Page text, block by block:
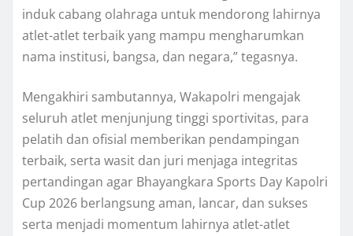
induk cabang olahraga untuk mendorong lahirnya
atlet-atlet terbaik yang mampu mengharumkan
nama institusi, bangsa, dan negara,” tegasnya.
Mengakhiri sambutannya, Wakapolri mengajak
seluruh atlet menjunjung tinggi sportivitas, para
pelatih dan ofisial memberikan pendampingan
terbaik, serta wasit dan juri menjaga integritas
pertandingan agar Bhayangkara Sports Day Kapolri
Cup 2026 berlangsung aman, lancar, dan sukses
serta menjadi momentum lahirnya atlet-atlet